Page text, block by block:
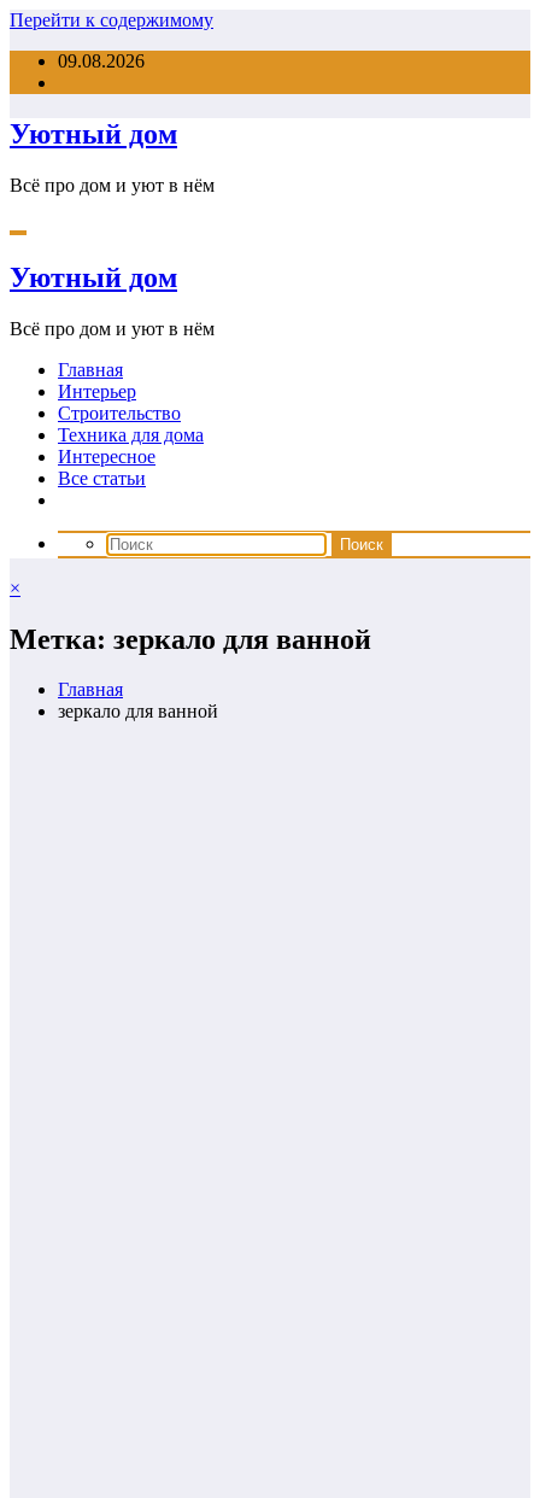
Перейти к содержимому
09.08.2026
Уютный дом
Всё про дом и уют в нём
Уютный дом
Всё про дом и уют в нём
Главная
Интерьер
Строительство
Техника для дома
Интересное
Все статьи
×
Метка: зеркало для ванной
Главная
зеркало для ванной